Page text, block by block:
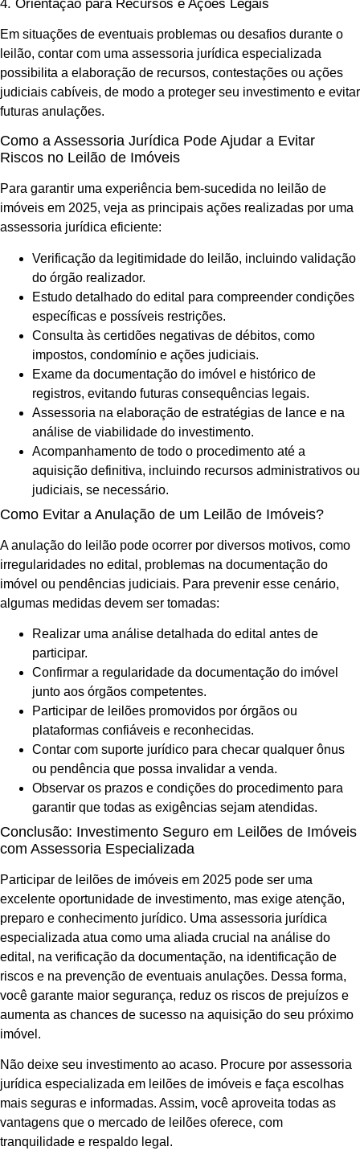
4. Orientação para Recursos e Ações Legais
Em situações de eventuais problemas ou desafios durante o
leilão, contar com uma assessoria jurídica especializada
possibilita a elaboração de recursos, contestações ou ações
judiciais cabíveis, de modo a proteger seu investimento e evitar
futuras anulações.
Como a Assessoria Jurídica Pode Ajudar a Evitar
Riscos no Leilão de Imóveis
Para garantir uma experiência bem-sucedida no leilão de
imóveis em 2025, veja as principais ações realizadas por uma
assessoria jurídica eficiente:
Verificação da legitimidade do leilão, incluindo validação
do órgão realizador.
Estudo detalhado do edital para compreender condições
específicas e possíveis restrições.
Consulta às certidões negativas de débitos, como
impostos, condomínio e ações judiciais.
Exame da documentação do imóvel e histórico de
registros, evitando futuras consequências legais.
Assessoria na elaboração de estratégias de lance e na
análise de viabilidade do investimento.
Acompanhamento de todo o procedimento até a
aquisição definitiva, incluindo recursos administrativos ou
judiciais, se necessário.
Como Evitar a Anulação de um Leilão de Imóveis?
A anulação do leilão pode ocorrer por diversos motivos, como
irregularidades no edital, problemas na documentação do
imóvel ou pendências judiciais. Para prevenir esse cenário,
algumas medidas devem ser tomadas:
Realizar uma análise detalhada do edital antes de
participar.
Confirmar a regularidade da documentação do imóvel
junto aos órgãos competentes.
Participar de leilões promovidos por órgãos ou
plataformas confiáveis e reconhecidas.
Contar com suporte jurídico para checar qualquer ônus
ou pendência que possa invalidar a venda.
Observar os prazos e condições do procedimento para
garantir que todas as exigências sejam atendidas.
Conclusão: Investimento Seguro em Leilões de Imóveis
com Assessoria Especializada
Participar de leilões de imóveis em 2025 pode ser uma
excelente oportunidade de investimento, mas exige atenção,
preparo e conhecimento jurídico. Uma assessoria jurídica
especializada atua como uma aliada crucial na análise do
edital, na verificação da documentação, na identificação de
riscos e na prevenção de eventuais anulações. Dessa forma,
você garante maior segurança, reduz os riscos de prejuízos e
aumenta as chances de sucesso na aquisição do seu próximo
imóvel.
Não deixe seu investimento ao acaso. Procure por assessoria
jurídica especializada em leilões de imóveis e faça escolhas
mais seguras e informadas. Assim, você aproveita todas as
vantagens que o mercado de leilões oferece, com
tranquilidade e respaldo legal.